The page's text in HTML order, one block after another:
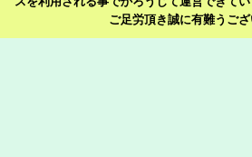
ご足労頂き誠に有難うござ